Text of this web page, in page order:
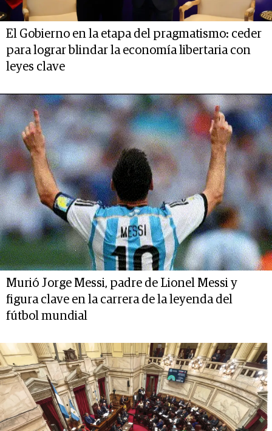
El Gobierno en la etapa del pragmatismo: ceder
para lograr blindar la economía libertaria con
leyes clave
Murió Jorge Messi, padre de Lionel Messi y
figura clave en la carrera de la leyenda del
fútbol mundial